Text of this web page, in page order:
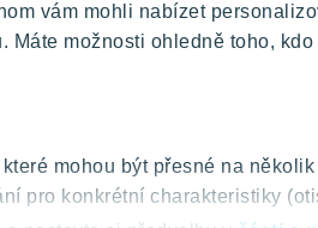
vám mohli nabízet
možnosti ohledně toho,
mohou být přesné na několik
pro konkrétní charakteristiky